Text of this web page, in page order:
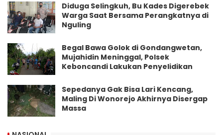
Diduga Selingkuh, Bu Kades Digerebek
Warga Saat Bersama Perangkatnya di
Nguling
Begal Bawa Golok di Gondangwetan,
Mujahidin Meninggal, Polsek
Keboncandi Lakukan Penyelidikan
Sepedanya Gak Bisa Lari Kencang,
Maling Di Wonorejo Akhirnya Disergap
Massa